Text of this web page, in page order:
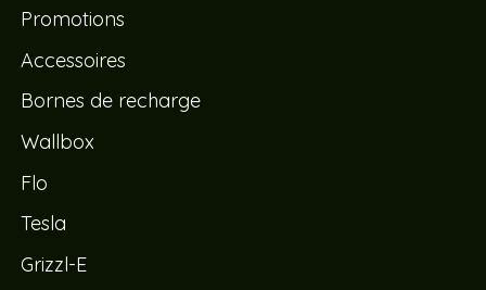
Promotions
Accessoires
Bornes de recharge
Wallbox
Flo
Tesla
Grizzl-E